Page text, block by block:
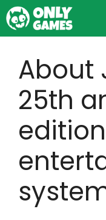
Skip
to
content
About
25th